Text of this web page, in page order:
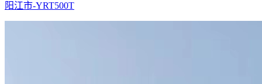
阳江市-YRT500T